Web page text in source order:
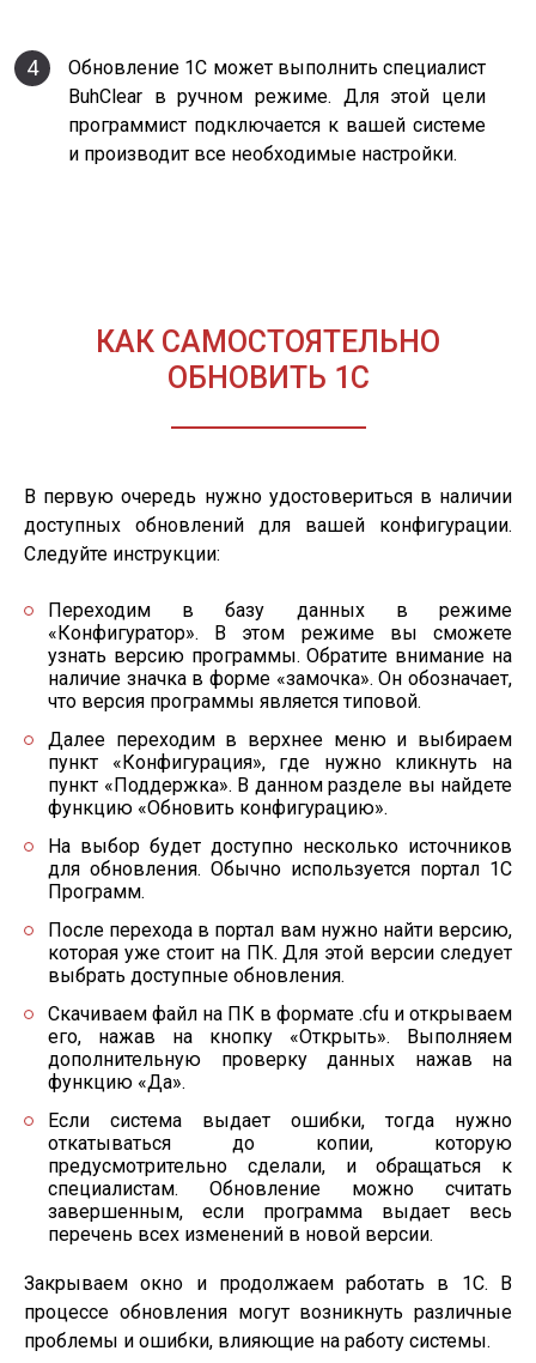
4
Обновление 1С может выполнить специалист
BuhClear в ручном режиме. Для этой цели
программист подключается к вашей системе
и производит все необходимые настройки.
КАК САМОСТОЯТЕЛЬНО
ОБНОВИТЬ 1С
В первую очередь нужно удостовериться в наличии
доступных обновлений для вашей конфигурации.
Следуйте инструкции:
Переходим в базу данных в режиме
«Конфигуратор». В этом режиме вы сможете
узнать версию программы. Обратите внимание на
наличие значка в форме «замочка». Он обозначает,
что версия программы является типовой.
Далее переходим в верхнее меню и выбираем
пункт «Конфигурация», где нужно кликнуть на
пункт «Поддержка». В данном разделе вы найдете
функцию «Обновить конфигурацию».
На выбор будет доступно несколько источников
для обновления. Обычно используется портал 1С
Программ.
После перехода в портал вам нужно найти версию,
которая уже стоит на ПК. Для этой версии следует
выбрать доступные обновления.
Скачиваем файл на ПК в формате .cfu и открываем
его, нажав на кнопку «Открыть». Выполняем
дополнительную проверку данных нажав на
функцию «Да».
Если система выдает ошибки, тогда нужно
откатываться до копии, которую
предусмотрительно сделали, и обращаться к
специалистам. Обновление можно считать
завершенным, если программа выдает весь
перечень всех изменений в новой версии.
Закрываем окно и продолжаем работать в 1С. В
процессе обновления могут возникнуть различные
проблемы и ошибки, влияющие на работу системы.